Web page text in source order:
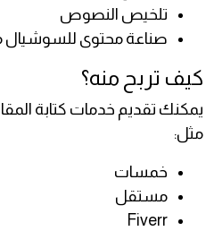
تلخيص النصوص
صناعة محتوى للسوشيال
كيف تربح منه؟
يمكنك تقديم خدمات كتابة
مثل:
خمسات
مستقل
Fiverr